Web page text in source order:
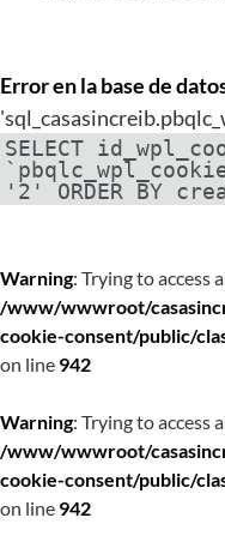
Error en la base de
SELECT
'2' ORDER BY
Warning: Trying to access
/www/wwwroot/
cookie-consent/public/
on line 942
Warning: Trying to access
/www/wwwroot/
cookie-consent/public/
on line 942